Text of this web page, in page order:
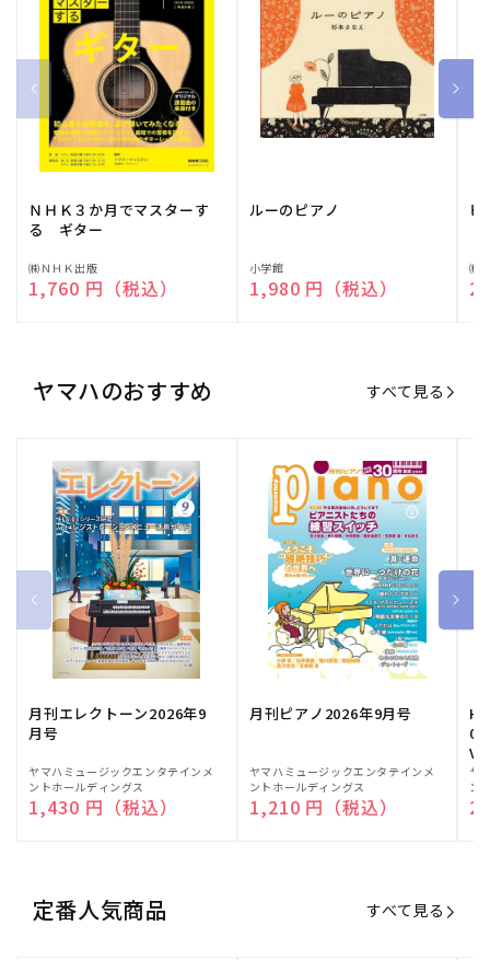
ＮＨＫ３か月でマスターす
る ギター
販
売
㈱ＮＨＫ出版
通常価格
1,760 円（税込）
ルーのピアノ
販
売
小学館
通常価格
1,980 円（税込）
ピ
販
売
㈱
ヤマハのおすすめ すべて見る
月刊エレクトーン2026年9
月号
販
売
元:
ヤマハミュージックエンタテインメ
ントホールディングス
通常価格
1,430 円（税込）
月刊ピアノ2026年9月号
販
売
元:
ヤマハミュージックエンタテインメ
ントホールディングス
通常価格
1,210 円（税込）
販
売
元:
ヤ
ン
定番人気商品 すべて見る